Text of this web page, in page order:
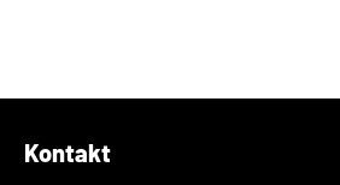
Kontakt